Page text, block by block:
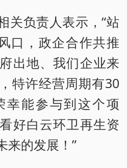
关负责人表示，“站
口，政企合作共推
出地、我们企业来
特许经营周期有30
幸能参与到这个项
好白云环卫再生资
来的发展！”